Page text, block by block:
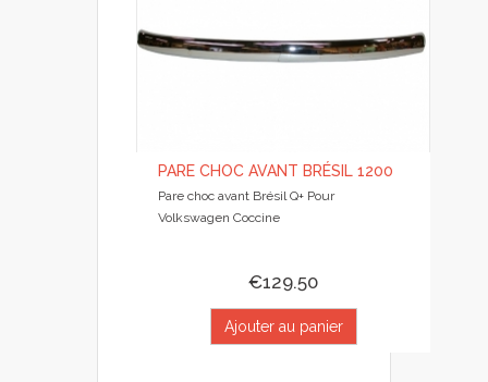
PARE CHOC AVANT BRÉSIL 1200
Pare choc avant Brésil Q+ Pour
Volkswagen Coccine
€129.50
Ajouter au panier